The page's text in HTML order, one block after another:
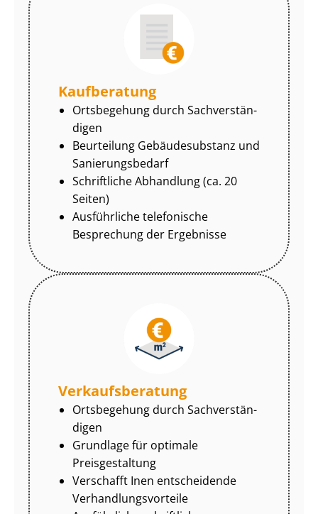
Kaufberatung
Ortsbegehung durch Sach­ver­stän­
di­gen
Beurteilung Gebäudesubstanz und
Sa­nie­rungs­be­darf
Schriftliche Abhandlung (ca. 20
Seiten)
Ausführliche telefonische
Besprechung der Ergebnisse
Ver­kaufs­be­ra­tung
Ortsbegehung durch Sach­ver­stän­
di­gen
Grundlage für optimale
Preisgestaltung
Verschafft Inen entscheidende
Ver­hand­lungs­vor­tei­le